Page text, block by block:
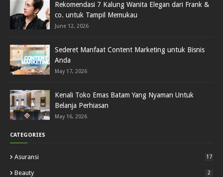
Rekomendasi 7 Kalung Wanita Elegan dari Frank &
co. untuk Tampil Memukau
June 12, 2026
Sederet Manfaat Content Marketing untuk Bisnis
Anda
May 17, 2026
Kenali Toko Emas Batam Yang Nyaman Untuk
Belanja Perhiasan
May 16, 2026
CATEGORIES
Asuransi 17
Beauty 2